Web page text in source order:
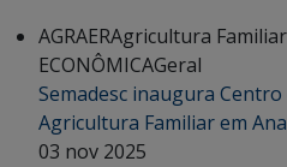
AGRAERAgricultura Familiar
ECONÔMICAGeral
Semadesc inaugura
Agricultura Familiar em
03 nov 2025